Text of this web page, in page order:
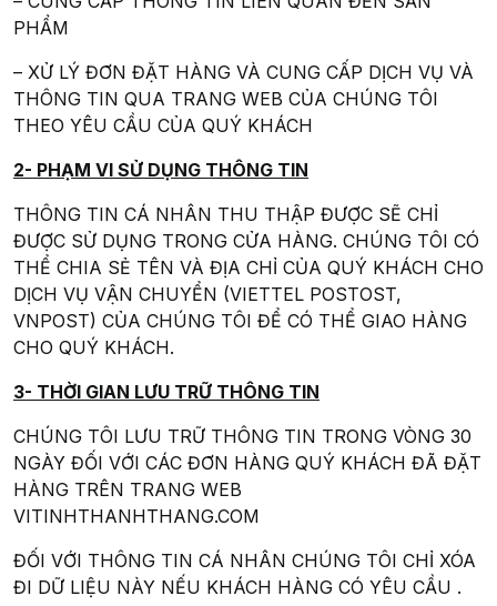
PHẨM
– XỬ LÝ ĐƠN ĐẶT HÀNG VÀ CUNG CẤP DỊCH VỤ VÀ
THÔNG TIN QUA TRANG WEB CỦA CHÚNG TÔI
THEO YÊU CẦU CỦA QUÝ KHÁCH
2- PHẠM VI SỬ DỤNG THÔNG TIN
THÔNG TIN CÁ NHÂN THU THẬP ĐƯỢC SẼ CHỈ
ĐƯỢC SỬ DỤNG TRONG CỬA HÀNG. CHÚNG TÔI CÓ
THỂ CHIA SẺ TÊN VÀ ĐỊA CHỈ CỦA QUÝ KHÁCH CHO
DỊCH VỤ VẬN CHUYỂN (VIETTEL POSTOST,
VNPOST) CỦA CHÚNG TÔI ĐỂ CÓ THỂ GIAO HÀNG
CHO QUÝ KHÁCH.
3- THỜI GIAN LƯU TRỮ THÔNG TIN
CHÚNG TÔI LƯU TRỮ THÔNG TIN TRONG VÒNG 30
NGÀY ĐỐI VỚI CÁC ĐƠN HÀNG QUÝ KHÁCH ĐÃ ĐẶT
HÀNG TRÊN TRANG WEB
VITINHTHANHTHANG.COM
ĐỐI VỚI THÔNG TIN CÁ NHÂN CHÚNG TÔI CHỈ XÓA
ĐI DỮ LIỆU NÀY NẾU KHÁCH HÀNG CÓ YÊU CẦU .